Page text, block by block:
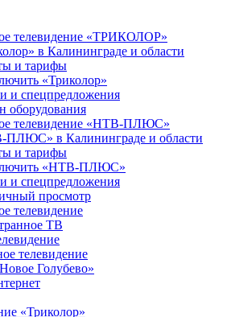
телевидение «ТРИКОЛОР»
в Калининграде и области
и тарифы
«Триколор»
и спецпредложения
оборудования
телевидение «НТВ-ПЛЮС»
ПЛЮС» в Калининграде и области
и тарифы
«НТВ-ПЛЮС»
и спецпредложения
просмотр
телевидение
ТВ
телевидение
Голубево»
«Триколор»